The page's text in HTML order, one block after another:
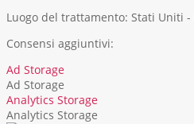
Luogo del trattamento: Stati Uniti -
Consensi aggiuntivi:
Ad Storage
Ad Storage
Analytics Storage
Analytics Storage